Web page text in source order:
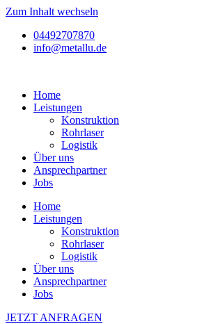
Zum Inhalt wechseln
04492707870
info@metallu.de
Home
Leistungen
Konstruktion
Rohrlaser
Logistik
Über uns
Ansprechpartner
Jobs
Home
Leistungen
Konstruktion
Rohrlaser
Logistik
Über uns
Ansprechpartner
Jobs
JETZT ANFRAGEN